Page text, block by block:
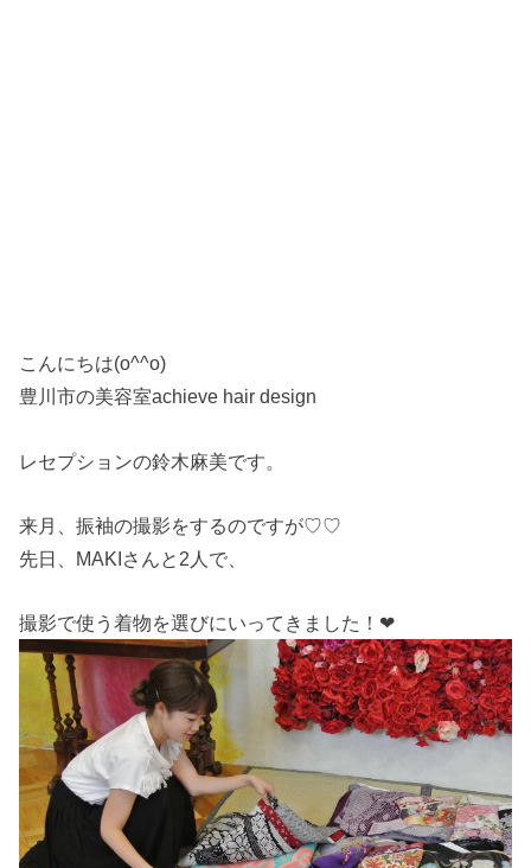
こんにちは(o^^o)
豊川市の美容室achieve hair design
レセプションの鈴木麻美です。
来月、振袖の撮影をするのですが♡♡
先日、MAKIさんと2人で、
撮影で使う着物を選びにいってきました！❤︎